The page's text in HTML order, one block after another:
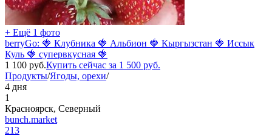
+ Ещё 1 фото
berryGo: 🍓 Клубника 🍓 Альбион 🍓 Кыргызстан 🍓 Иссык
Куль 🍓 супервкусная 🍓
1 100 руб.Купить сейчас за 1 500 руб.
Продукты/Ягоды, орехи/
4 дня
1
Красноярск, Северный
bunch.market
213